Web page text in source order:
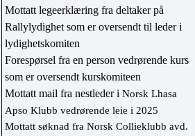
Mottatt legeerklæring fra deltaker på
Rallylydighet som er oversendt til leder i
lydighetskomiten
Forespørsel fra en person vedrørende kurs
som er oversendt kurskomiteen
Mottatt mail fra nestleder i Norsk Lhasa
Apso Klubb vedrørende leie i 2025
Mottatt søknad fra Norsk Collieklubb avd.